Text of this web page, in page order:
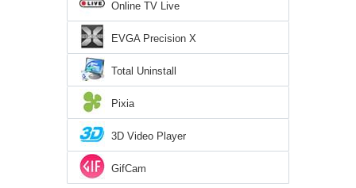
Online TV Live
EVGA Precision X
Total Uninstall
Pixia
3D Video Player
GifCam